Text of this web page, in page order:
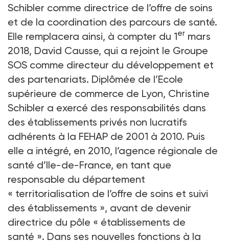
Schibler comme directrice de l’offre de soins
et de la coordination des parcours de santé.
Elle remplacera ainsi, à compter du 1er mars
2018, David Causse, qui a rejoint le Groupe
SOS comme directeur du développement et
des partenariats. Diplômée de l’Ecole
supérieure de commerce de Lyon, Christine
Schibler a exercé des responsabilités dans
des établissements privés non lucratifs
adhérents à la FEHAP de 2001 à 2010. Puis
elle a intégré, en 2010, l’agence régionale de
santé d’Ile-de-France, en tant que
responsable du département
« territorialisation de l’offre de soins et suivi
des établissements », avant de devenir
directrice du pôle « établissements de
santé ». Dans ses nouvelles fonctions à la